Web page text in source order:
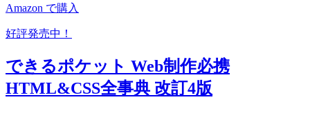
Amazon で購入
好評発売中！
できるポケット Web制作必携
HTML&CSS全事典 改訂4版